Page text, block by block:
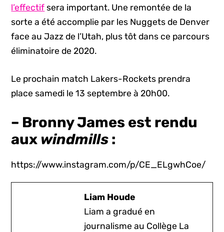
l’effectif sera important. Une remontée de la
sorte a été accomplie par les Nuggets de Denver
face au Jazz de l’Utah, plus tôt dans ce parcours
éliminatoire de 2020.
Le prochain match Lakers-Rockets prendra
place samedi le 13 septembre à 20h00.
– Bronny James est rendu
aux windmills :
https://www.instagram.com/p/CE_ELgwhCoe/
Liam Houde
Liam a gradué en
journalisme au Collège La